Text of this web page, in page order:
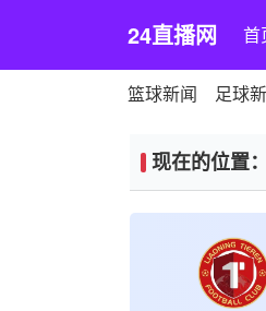
24直播网 首
篮球新闻 足球
现在的位置：